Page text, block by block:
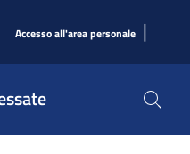
Accesso all'area personale |